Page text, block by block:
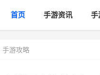
首页 手游资讯 手
手游攻略